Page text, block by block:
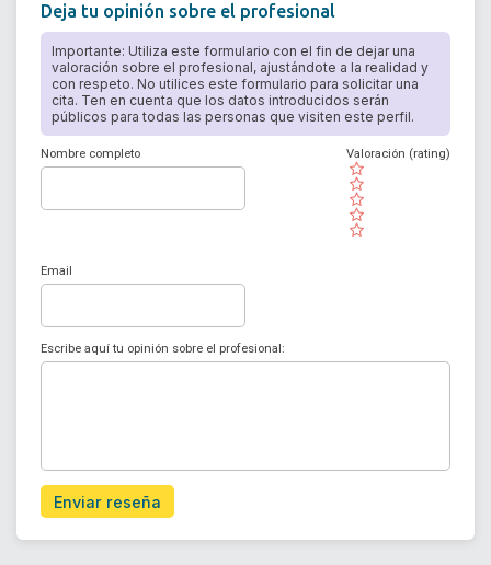
Deja tu opinión sobre el profesional
Importante: Utiliza este formulario con el fin de dejar una
valoración sobre el profesional, ajustándote a la realidad y
con respeto. No utilices este formulario para solicitar una
cita. Ten en cuenta que los datos introducidos serán
públicos para todas las personas que visiten este perfil.
Nombre completo
( )
( )
( )
( )
( )
Valoración (rating)
Email
Escribe aquí tu opinión sobre el profesional:
Enviar reseña